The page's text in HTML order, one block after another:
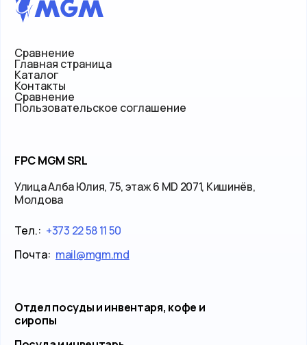
Сравнение
Главная страница
Каталог
Контакты
Сравнение
Пользовательское соглашение
FPC MGM SRL
Улица Алба Юлия, 75, этаж 6 MD 2071, Кишинёв,
Молдова
Тел.: +373 22 58 11 50
Почта: mail@mgm.md
Отдел посуды и инвентаря, кофе и
сиропы